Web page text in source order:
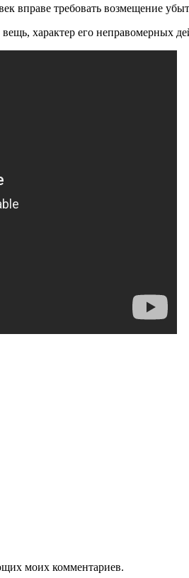
требовать возмещение
характер его неправомерных
моих комментариев.